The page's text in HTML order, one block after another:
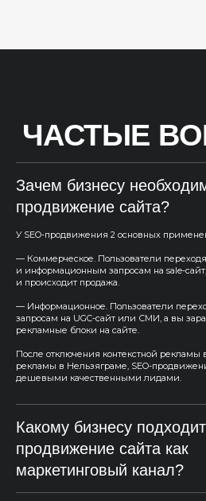
Зачем бизнесу
продвижение сайта?
У SEO-продвижения 2 основных
— Коммерческое. Пользователи
и информационным запросам на sale-
и происходит продажа.
— Информационное. Пользователи
запросам на UGC-сайт или СМИ, а вы
рекламные блоки на сайте.
После отключения контекстной рекламы
рекламы в Нельзяграме, SEO-
дешевыми качественными лидами.
Какому бизнесу
продвижение сайта как
маркетинговый канал?